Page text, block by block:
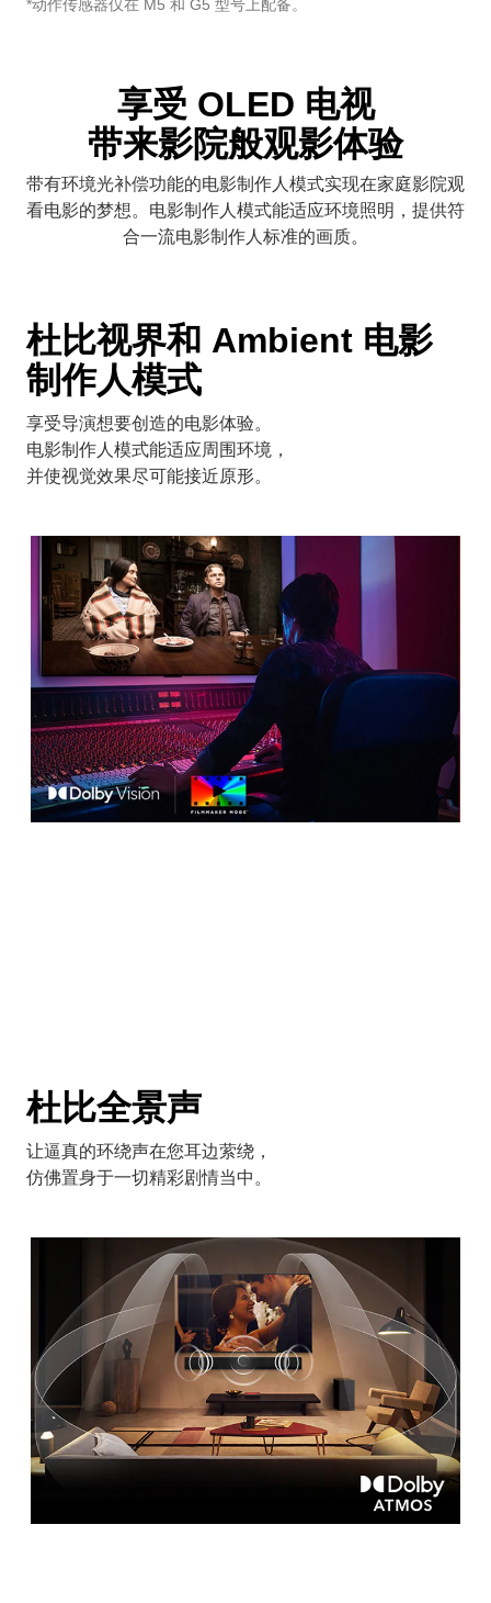
*动作传感器仅在 M5 和 G5 型号上配备。
享受 OLED 电视
带来影院般观影体验
带有环境光补偿功能的电影制作人模式实现在家庭影院观
看电影的梦想。电影制作人模式能适应环境照明，提供符
合一流电影制作人标准的画质。
杜比视界和 Ambient 电影
制作人模式
享受导演想要创造的电影体验。
电影制作人模式能适应周围环境，
并使视觉效果尽可能接近原形。
杜比全景声
让逼真的环绕声在您耳边萦绕，
仿佛置身于一切精彩剧情当中。